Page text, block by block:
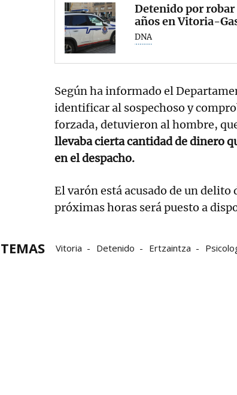
Detenido por robar
años en Vitoria-
DNA
Según ha informado el
identificar al sospechoso y
forzada, detuvieron al hombre,
llevaba cierta cantidad de dinero
en el despacho.
El varón está acusado de un delito
próximas horas será puesto a
TEMAS Vitoria Detenido Ertzaintza